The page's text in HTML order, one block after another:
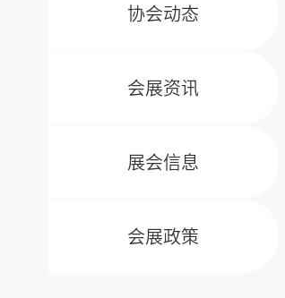
协会动态
会展资讯
展会信息
会展政策